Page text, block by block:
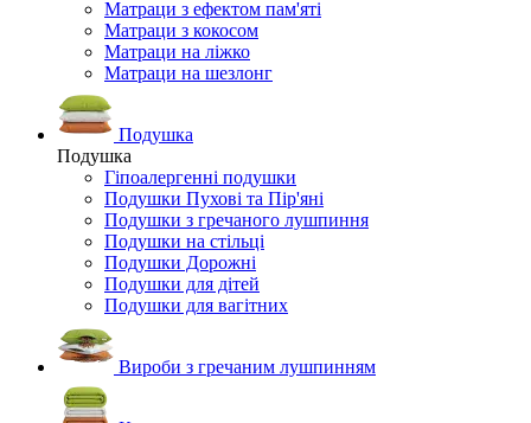
Матраци з ефектом пам'яті
Матраци з кокосом
Матраци на ліжко
Матраци на шезлонг
Подушка
Подушка
Гіпоалергенні подушки
Подушки Пухові та Пір'яні
Подушки з гречаного лушпиння
Подушки на стільці
Подушки Дорожні
Подушки для дітей
Подушки для вагітних
Вироби з гречаним лушпинням